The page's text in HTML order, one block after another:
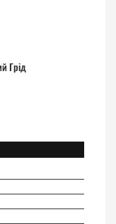
Грід